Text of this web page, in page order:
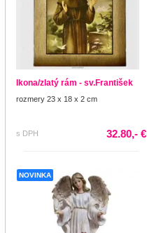
Ikona/zlatý rám - sv.František
rozmery 23 x 18 x 2 cm
s DPH 32.80,- €
NOVINKA